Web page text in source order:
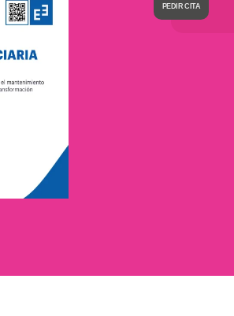
PEDIR CITA